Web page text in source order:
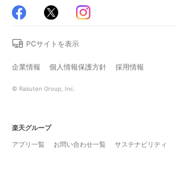
PCサイトを表示
企業情報 個人情報保護方針 採用情報
© Rakuten Group, Inc.
楽天グループ
アプリ一覧
お問い合わせ一覧 サステナビリティ